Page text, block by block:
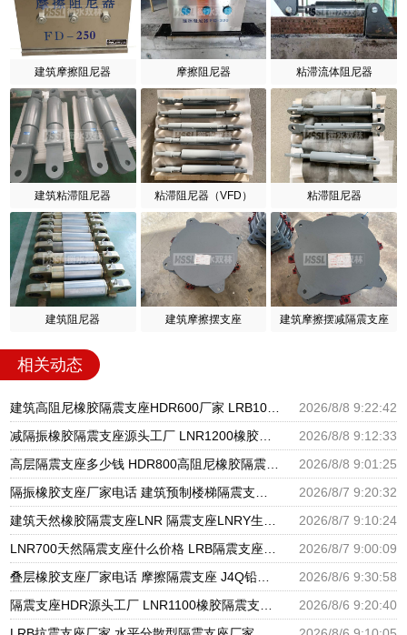
建筑摩擦阻尼器 摩擦阻尼器 粘滞流体阻尼器
建筑粘滞阻尼器 粘滞阻尼器（VFD） 粘滞阻尼器
建筑阻尼器 建筑摩擦摆支座 建筑摩擦摆减隔震支座
相关动态
2026/8/8 9:22:42
2026/8/8 9:12:33
2026/8/8 9:01:25
2026/8/7 9:20:32
2026/8/7 9:10:24
2026/8/7 9:00:09
2026/8/6 9:30:58
2026/8/6 9:20:40